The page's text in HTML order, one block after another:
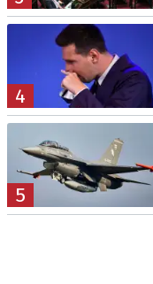
4
5